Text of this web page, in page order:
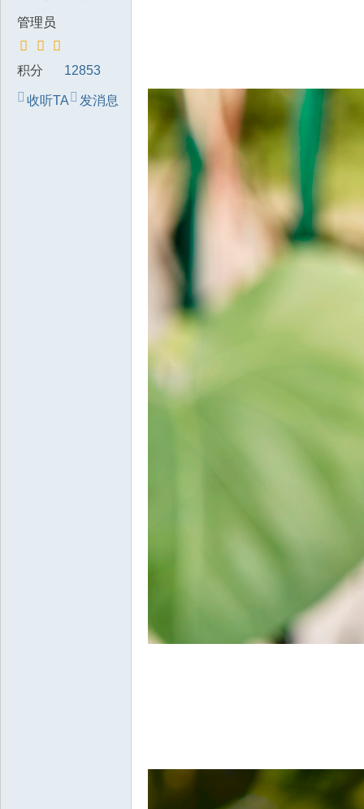
管理员
积分 12853
收听TA 发消息